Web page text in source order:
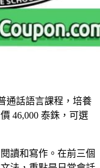
通話語言課程，培養
46,000 泰銖，可選
讀和寫作。在前三個